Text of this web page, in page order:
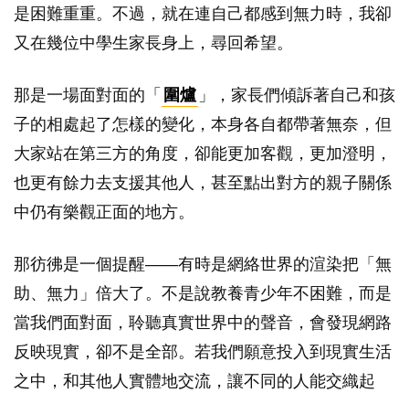
是困難重重。不過，就在連自己都感到無力時，我卻
又在幾位中學生家長身上，尋回希望。
那是一場面對面的「 圍爐 」，家長們傾訴著自己和孩
子的相處起了怎樣的變化，本身各自都帶著無奈，但
大家站在第三方的角度，卻能更加客觀，更加澄明，
也更有餘力去支援其他人，甚至點出對方的親子關係
中仍有樂觀正面的地方。
那彷彿是一個提醒——有時是網絡世界的渲染把「無
助、無力」倍大了。不是說教養青少年不困難，而是
當我們面對面，聆聽真實世界中的聲音，會發現網路
反映現實，卻不是全部。若我們願意投入到現實生活
之中，和其他人實體地交流，讓不同的人能交織起